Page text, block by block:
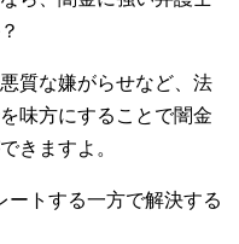
質な嫌がらせなど、法
味方にすることで闇金
きますよ。
ートする一方で解決する